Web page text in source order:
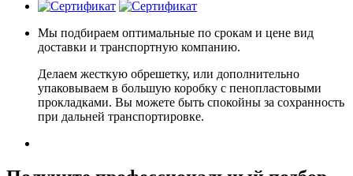
Мы подбираем оптимальные по срокам и цене вид
доставки и транспортную компанию.
Делаем жесткую обрешетку, или дополнительно
упаковываем в большую коробку с пенопластовыми
прокладками. Вы можете быть спокойны за сохранность
при дальней транспортировке.